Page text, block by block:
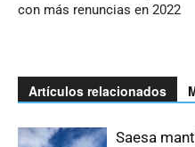
con más renuncias en 2022
Artículos relacionados
Saesa